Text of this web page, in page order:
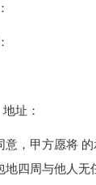
址：
，甲方愿将 的
地四周与他人无